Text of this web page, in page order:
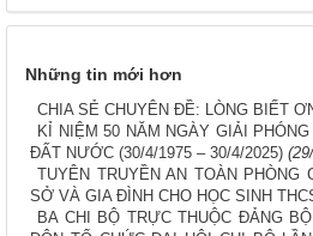
Những tin mới hơn
CHIA SẺ CHUYÊN ĐỀ: LÒNG BIẾT
KỈ NIỆM 50 NĂM NGÀY GIẢI
ĐẤT NƯỚC (30/4/1975 – 30/4/2025)
TUYÊN TRUYỀN AN TOÀN PHÒNG
SỞ VÀ GIA ĐÌNH CHO HỌC SINH
BA CHI BỘ TRỰC THUỘC ĐẢNG